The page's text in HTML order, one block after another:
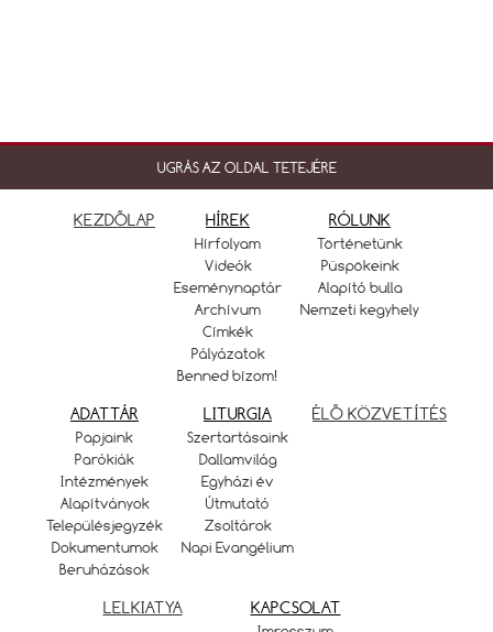
UGRÁS AZ OLDAL TETEJÉRE
KEZDŐLAP HÍREK
Hírfolyam
Videók
Eseménynaptár
Archívum
Címkék
Pályázatok
Benned bízom!
RÓLUNK
Történetünk
Püspökeink
Alapító bulla
Nemzeti kegyhely
ADATTÁR
Papjaink
Parókiák
Intézmények
Alapítványok
Településjegyzék
Dokumentumok
Beruházások
LITURGIA
Szertartásaink
Dallamvilág
Egyházi év
Útmutató
Zsoltárok
Napi Evangélium
ÉLŐ KÖZVETÍTÉS
LELKIATYA KAPCSOLAT